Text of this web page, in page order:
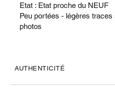
Etat : Etat proche du NEUF
Peu portées - légères
photos
AUTHENTICITÉ